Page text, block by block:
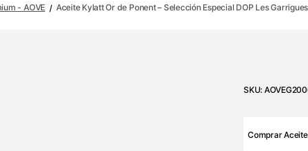
- AOVE Aceite Kylatt Or de Ponent – Selección Especial DOP Les
SKU:
Comprar